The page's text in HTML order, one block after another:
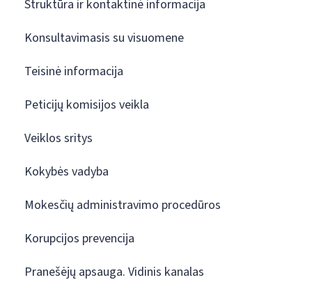
Struktūra ir kontaktinė informacija
Konsultavimasis su visuomene
Teisinė informacija
Peticijų komisijos veikla
Veiklos sritys
Kokybės vadyba
Mokesčių administravimo procedūros
Korupcijos prevencija
Pranešėjų apsauga. Vidinis kanalas